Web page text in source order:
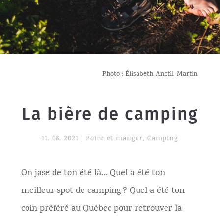
Photo : Élisabeth Anctil-Martin
La bière de camping
11. 08. 2021 Boire et manger, Camping
On jase de ton été là… Quel a été ton
meilleur spot de camping ? Quel a été ton
coin préféré au Québec pour retrouver la